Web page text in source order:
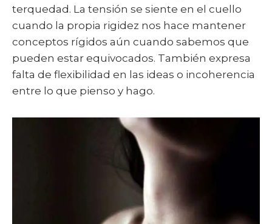
terquedad. La tensión se siente en el cuello
cuando la propia rigidez nos hace mantener
conceptos rígidos aún cuando sabemos que
pueden estar equivocados. También expresa
falta de flexibilidad en las ideas o incoherencia
entre lo que pienso y hago.